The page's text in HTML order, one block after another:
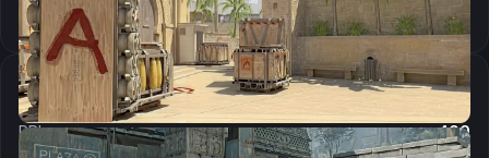
Скопировать
Настройки мыши
DPI:
400